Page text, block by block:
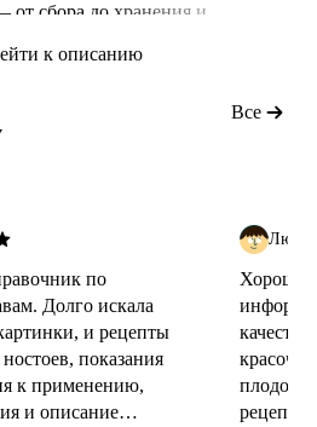
сбора до хранения и
растения и их
к описанию
Все
по
Долго искала
и рецепты
показания
к применению,
и описание
Хороший
плодов,